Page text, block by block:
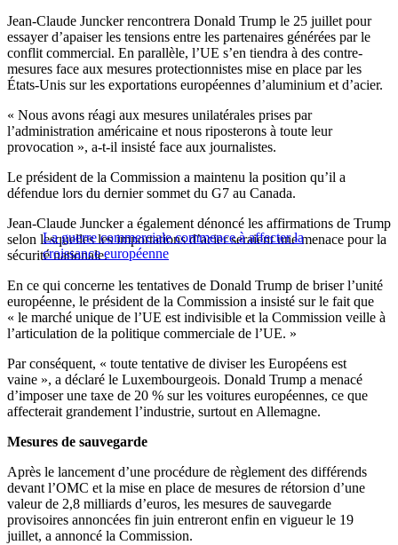
Jean-Claude Juncker rencontrera Donald Trump le 25 juillet pour
essayer d’apaiser les tensions entre les partenaires générées par le
conflit commercial. En parallèle, l’UE s’en tiendra à des contre-
mesures face aux mesures protectionnistes mise en place par les
États-Unis sur les exportations européennes d’aluminium et d’acier.
« Nous avons réagi aux mesures unilatérales prises par
l’administration américaine et nous riposterons à toute leur
provocation », a-t-il insisté face aux journalistes.
Le président de la Commission a maintenu la position qu’il a
défendue lors du dernier sommet du G7 au Canada.
La guerre commerciale commence à affecter la
croissance européenne
Jean-Claude Juncker a également dénoncé les affirmations de Trump
selon lesquelles les importations d’acier seraient une menace pour la
sécurité nationale.
En ce qui concerne les tentatives de Donald Trump de briser l’unité
européenne, le président de la Commission a insisté sur le fait que
« le marché unique de l’UE est indivisible et la Commission veille à
l’articulation de la politique commerciale de l’UE. »
Par conséquent, « toute tentative de diviser les Européens est
vaine », a déclaré le Luxembourgeois. Donald Trump a menacé
d’imposer une taxe de 20 % sur les voitures européennes, ce que
affecterait grandement l’industrie, surtout en Allemagne.
Mesures de sauvegarde
Après le lancement d’une procédure de règlement des différends
devant l’OMC et la mise en place de mesures de rétorsion d’une
valeur de 2,8 milliards d’euros, les mesures de sauvegarde
provisoires annoncées fin juin entreront enfin en vigueur le 19
juillet, a annoncé la Commission.